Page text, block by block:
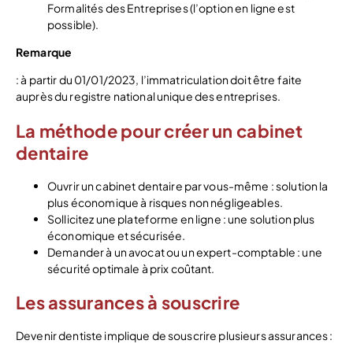
Formalités des Entreprises (l’option en ligne est
possible).
Remarque
: à partir du 01/01/2023, l’immatriculation doit être faite
auprès du registre national unique des entreprises.
La méthode pour créer un cabinet
dentaire
Ouvrir un cabinet dentaire par vous-même : solution la
plus économique à risques non négligeables.
Sollicitez une plateforme en ligne : une solution plus
économique et sécurisée.
Demander à un avocat ou un expert-comptable : une
sécurité optimale à prix coûtant.
Les assurances à souscrire
Devenir dentiste implique de souscrire plusieurs assurances :